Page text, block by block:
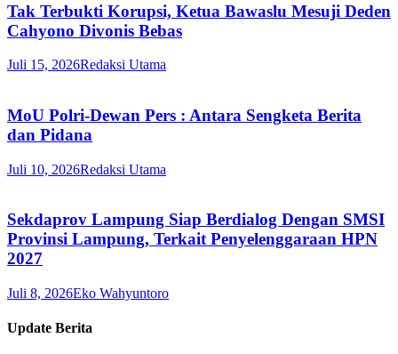
Tak Terbukti Korupsi, Ketua Bawaslu Mesuji Deden
Cahyono Divonis Bebas
Juli 15, 2026Redaksi Utama
MoU Polri-Dewan Pers : Antara Sengketa Berita
dan Pidana
Juli 10, 2026Redaksi Utama
Sekdaprov Lampung Siap Berdialog Dengan SMSI
Provinsi Lampung, Terkait Penyelenggaraan HPN
2027
Juli 8, 2026Eko Wahyuntoro
Update Berita